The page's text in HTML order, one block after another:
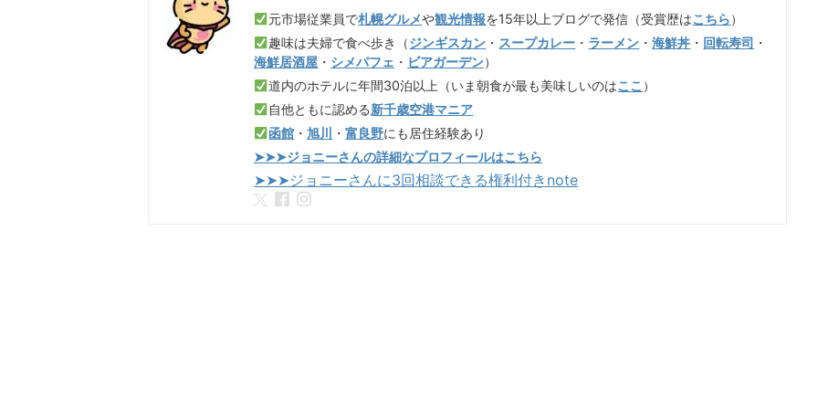
元市場従業員で札幌グルメや観光情報を15年以上ブログで発信（受賞歴はこちら）
趣味は夫婦で食べ歩き（ジンギスカン ・ スープカレー ・ ラーメン ・海鮮丼 ・ 回転寿司 ・
海鮮居酒屋 ・ シメパフェ ・ ビアガーデン）
道内のホテルに年間30泊以上（いま朝食が最も美味しいのはここ ）
自他ともに認める新千歳空港マニア
函館 ・旭川 ・富良野にも居住経験あり
➤➤➤ジョニーさんの詳細なプロフィールはこちら
➤➤➤ジョニーさんに3回相談できる権利付きnote